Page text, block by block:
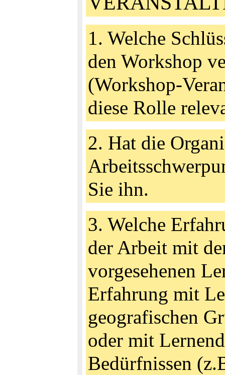
1. Welche
den Workshop
(Workshop-
diese Rolle
2. Hat die
Sie ihn.
3. Welche
der Arbeit mit
vorgesehenen
Erfahrung mit
geografischen
oder mit
Bedürfnissen